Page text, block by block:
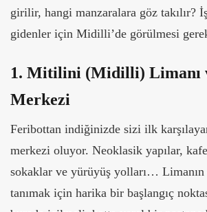
girilir, hangi manzaralara göz takılır?
gidenler için Midilli’de görülmesi
1. Mitilini (Midilli) Limanı
Merkezi
Feribottan indiğinizde sizi ilk
merkezi oluyor. Neoklasik yapılar,
sokaklar ve yürüyüş yolları… Limanın
tanımak için harika bir başlangıç